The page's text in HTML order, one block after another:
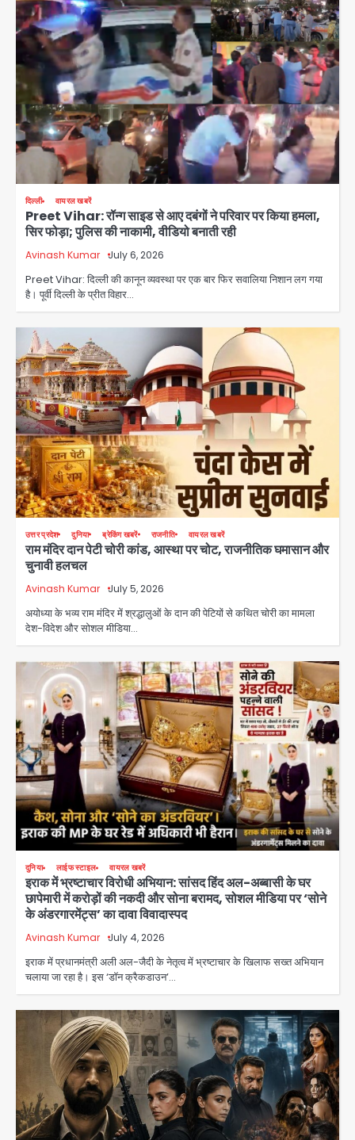
दिल्ली वायरल खबरें
Preet Vihar: रॉन्ग साइड से आए दबंगों ने परिवार पर किया हमला,
सिर फोड़ा; पुलिस की नाकामी, वीडियो बनाती रही
Avinash Kumar July 6, 2026
Preet Vihar: दिल्ली की कानून व्यवस्था पर एक बार फिर सवालिया निशान लग गया
है। पूर्वी दिल्ली के प्रीत विहार…
उत्तर प्रदेश दुनिया ब्रेकिंग खबरें राजनीति वायरल खबरें
राम मंदिर दान पेटी चोरी कांड, आस्था पर चोट, राजनीतिक घमासान और
चुनावी हलचल
Avinash Kumar July 5, 2026
अयोध्या के भव्य राम मंदिर में श्रद्धालुओं के दान की पेटियों से कथित चोरी का मामला
देश-विदेश और सोशल मीडिया…
दुनिया लाईफ स्टाइल वायरल खबरें
इराक में भ्रष्टाचार विरोधी अभियान: सांसद हिंद अल-अब्बासी के घर
छापेमारी में करोड़ों की नकदी और सोना बरामद, सोशल मीडिया पर ‘सोने
के अंडरगारमेंट्स’ का दावा विवादास्पद
Avinash Kumar July 4, 2026
इराक में प्रधानमंत्री अली अल-जैदी के नेतृत्व में भ्रष्टाचार के खिलाफ सख्त अभियान
चलाया जा रहा है। इस ‘डॉन क्रैकडाउन’…